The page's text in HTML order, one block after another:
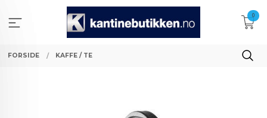
innholdet
0
FORSIDE KAFFE / TE